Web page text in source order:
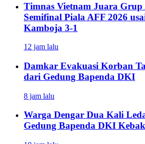
Timnas Vietnam Juara Grup
Semifinal Piala AFF 2026
Kamboja 3-1
12 jam lalu
Damkar Evakuasi Korban
dari Gedung Bapenda DKI
8 jam lalu
Warga Dengar Dua Kali
Gedung Bapenda DKI